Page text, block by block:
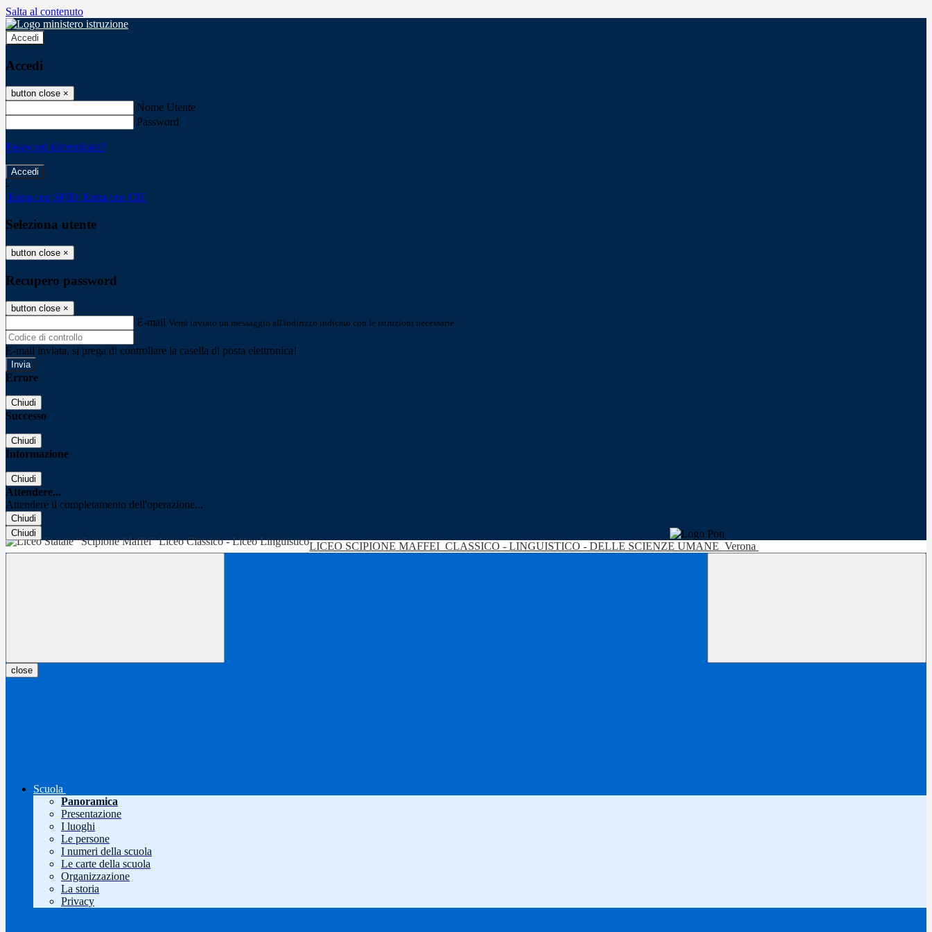
Salta al contenuto
Accedi
Accedi
button close ×
Nome Utente
Password
Password dimenticata?
-
Entra con SPID Entra con CIE
Seleziona utente
button close ×
Recupero password
button close ×
E-mail Verrà inviato un messaggio all'indirizzo indicato con le istruzioni necessarie.
E-mail inviata, si prega di controllare la casella di posta elettronica!
Errore
Chiudi
Successo
Chiudi
Informazione
Chiudi
Attendere...
Attendere il completamento dell'operazione...
Chiudi
Chiudi
LICEO SCIPIONE MAFFEI CLASSICO - LINGUISTICO - DELLE SCIENZE UMANE Verona
close
Scuola
Panoramica
Presentazione
I luoghi
Le persone
I numeri della scuola
Le carte della scuola
Organizzazione
La storia
Privacy